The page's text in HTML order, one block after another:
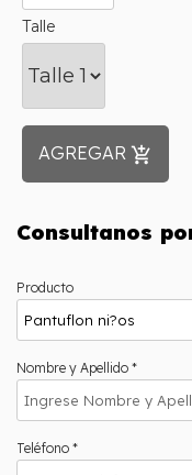
Talle
AGREGAR add_shopping_cart
Consultanos
Producto
Nombre y Apellido *
Teléfono *